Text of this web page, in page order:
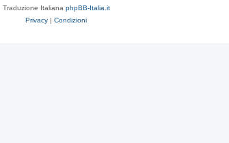
Traduzione Italiana phpBB-Italia.it
Privacy | Condizioni